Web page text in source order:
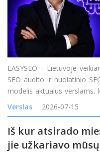
EASYSEO – Lietuvoje
SEO audito ir nuolatinio
modelis aktualus verslams,
problemų sąrašo, o
problemas, padėti jas
Verslas 2026-07-15
Iš kur atsirado
jie užkariavo